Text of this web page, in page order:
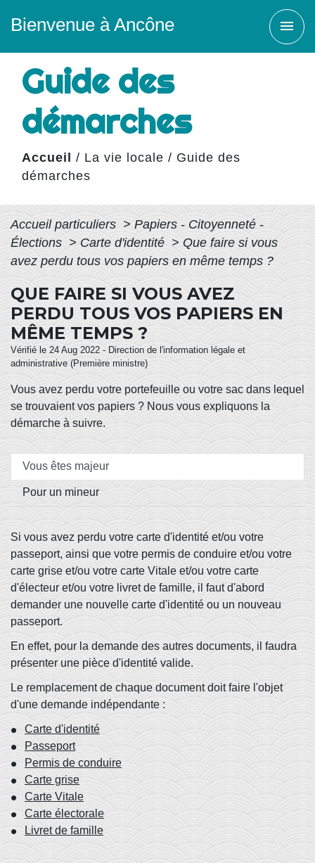
Bienvenue à Ancône menu
Guide des
démarches
Accueil / La vie locale / Guide des
démarches
Accueil particuliers > Papiers - Citoyenneté -
Élections > Carte d'identité > Que faire si vous
avez perdu tous vos papiers en même temps ?
QUE FAIRE SI VOUS AVEZ
PERDU TOUS VOS PAPIERS EN
MÊME TEMPS ?
Vérifié le 24 Aug 2022 - Direction de l'information légale et
administrative (Première ministre)
Vous avez perdu votre portefeuille ou votre sac dans lequel
se trouvaient vos papiers ? Nous vous expliquons la
démarche à suivre.
Vous êtes majeur
Pour un mineur
Si vous avez perdu votre carte d'identité et/ou votre
passeport, ainsi que votre permis de conduire et/ou votre
carte grise et/ou votre carte Vitale et/ou votre carte
d'électeur et/ou votre livret de famille, il faut d'abord
demander une nouvelle carte d'identité ou un nouveau
passeport.
En effet, pour la demande des autres documents, il faudra
présenter une pièce d'identité valide.
Le remplacement de chaque document doit faire l'objet
d'une demande indépendante :
Carte d'identité
Passeport
Permis de conduire
Carte grise
Carte Vitale
Carte électorale
Livret de famille